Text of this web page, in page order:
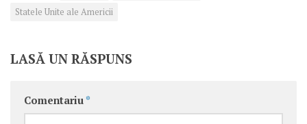
Statele Unite ale Americii
LASĂ UN RĂSPUNS
Comentariu *